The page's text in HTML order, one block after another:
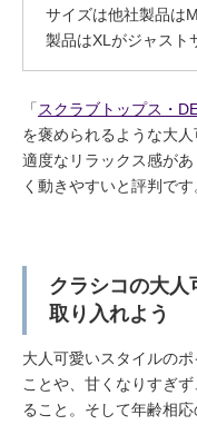
サイズは他社製品は
製品はXLがジャスト
「 スクラブトップス・
を褒められるような大人
適度なリラックス感が
く動きやすいと評判です
クラシコの大人
取り入れよう
大人可愛いスタイルの
ことや、甘くなりすぎ
ること。そして年齢相